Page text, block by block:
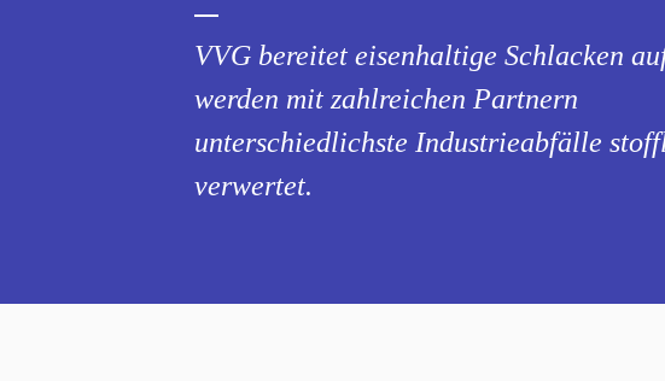
VVG bereitet eisenhaltige Schlacken
werden mit zahlreichen Partnern
unterschiedlichste Industrieabfälle
verwertet.